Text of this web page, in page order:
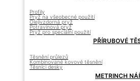
Profily
Pryž na všeobecné použití
Olejivzdorná pryž
Potravinová pryž
Pryž pro speciální použití
PŘÍRUBOVÉ
Těsnění průlezů
Kombinované kovové těsnění
Těsníci desky
METRINCH